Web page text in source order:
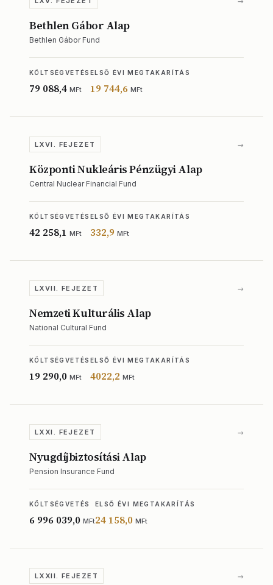
Bethlen Gábor Alap
Bethlen Gábor Fund
KÖLTSÉGVETÉS
79 088,4 MFt
ELSŐ ÉVI MEGTAKARÍTÁS
19 744,6 MFt
LXVI. FEJEZET →
Központi Nukleáris Pénzügyi Alap
Central Nuclear Financial Fund
KÖLTSÉGVETÉS
42 258,1 MFt
ELSŐ ÉVI MEGTAKARÍTÁS
332,9 MFt
LXVII. FEJEZET →
Nemzeti Kulturális Alap
National Cultural Fund
KÖLTSÉGVETÉS
19 290,0 MFt
ELSŐ ÉVI MEGTAKARÍTÁS
4022,2 MFt
LXXI. FEJEZET →
Nyugdíjbiztosítási Alap
Pension Insurance Fund
KÖLTSÉGVETÉS
6 996 039,0 MFt
ELSŐ ÉVI MEGTAKARÍTÁS
24 158,0 MFt
LXXII. FEJEZET →